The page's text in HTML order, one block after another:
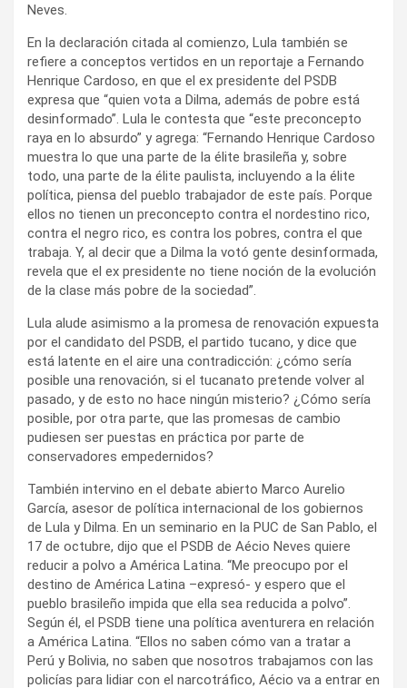
Neves.
En la declaración citada al comienzo, Lula también se
refiere a conceptos vertidos en un reportaje a Fernando
Henrique Cardoso, en que el ex presidente del PSDB
expresa que “quien vota a Dilma, además de pobre está
desinformado”. Lula le contesta que “este preconcepto
raya en lo absurdo” y agrega: “Fernando Henrique Cardoso
muestra lo que una parte de la élite brasileña y, sobre
todo, una parte de la élite paulista, incluyendo a la élite
política, piensa del pueblo trabajador de este país. Porque
ellos no tienen un preconcepto contra el nordestino rico,
contra el negro rico, es contra los pobres, contra el que
trabaja. Y, al decir que a Dilma la votó gente desinformada,
revela que el ex presidente no tiene noción de la evolución
de la clase más pobre de la sociedad”.
Lula alude asimismo a la promesa de renovación expuesta
por el candidato del PSDB, el partido tucano, y dice que
está latente en el aire una contradicción: ¿cómo sería
posible una renovación, si el tucanato pretende volver al
pasado, y de esto no hace ningún misterio? ¿Cómo sería
posible, por otra parte, que las promesas de cambio
pudiesen ser puestas en práctica por parte de
conservadores empedernidos?
También intervino en el debate abierto Marco Aurelio
García, asesor de política internacional de los gobiernos
de Lula y Dilma. En un seminario en la PUC de San Pablo, el
17 de octubre, dijo que el PSDB de Aécio Neves quiere
reducir a polvo a América Latina. “Me preocupo por el
destino de América Latina –expresó- y espero que el
pueblo brasileño impida que ella sea reducida a polvo”.
Según él, el PSDB tiene una política aventurera en relación
a América Latina. “Ellos no saben cómo van a tratar a
Perú y Bolivia, no saben que nosotros trabajamos con las
policías para lidiar con el narcotráfico, Aécio va a entrar en